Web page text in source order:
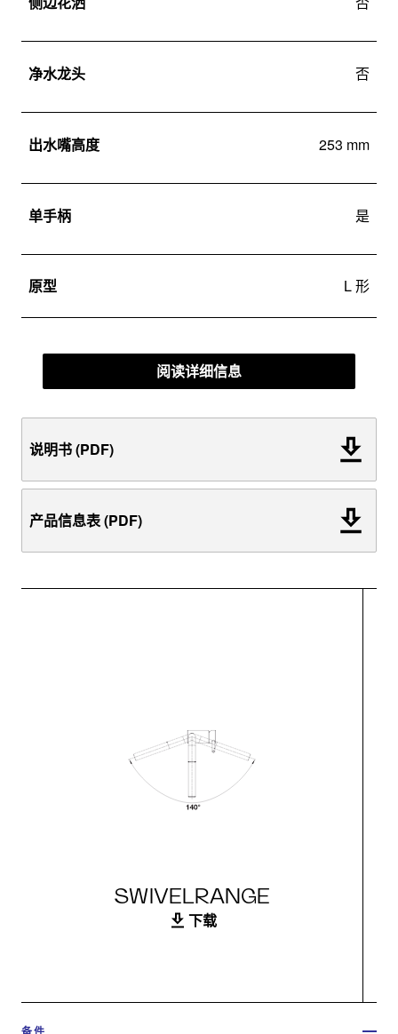
净水龙头 否
出水嘴高度 253 mm
单手柄 是
原型 L 形
阅读详细信息
说明书 (PDF)
产品信息表 (PDF)
SWIVELRANGE
下载